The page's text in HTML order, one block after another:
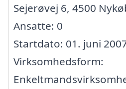
Sejerøvej 6, 4500
Ansatte: 0
Startdato: 01. juni
Virksomhedsform: